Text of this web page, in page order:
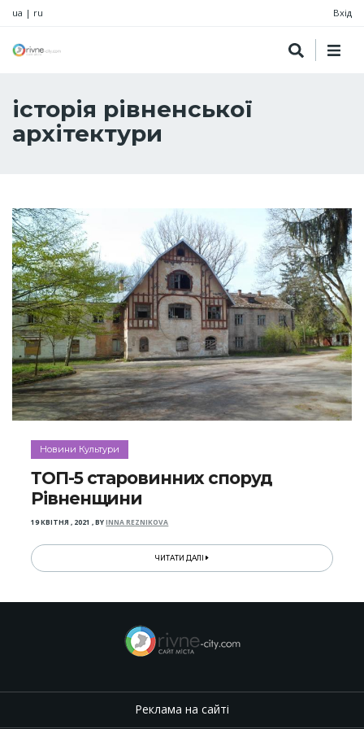
ua | ru Вхід
історія рівненської
архітектури
Новини Культури
ТОП-5 старовинних споруд
Рівненщини
19 КВІТНЯ , 2021 ,BYINNA REZNIKOVA
ЧИТАТИ ДАЛІ
Реклама на сайті